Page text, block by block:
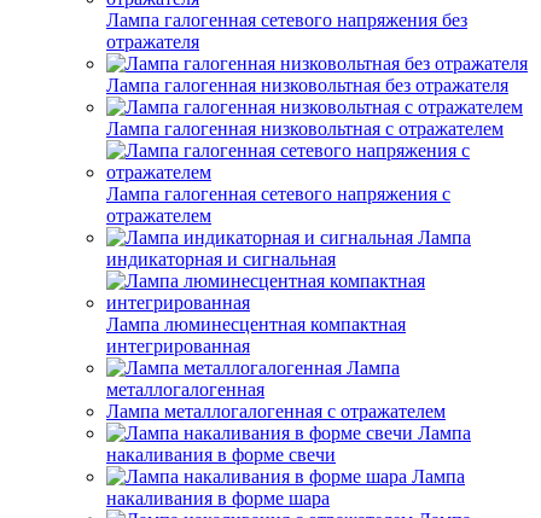
Лампа галогенная сетевого напряжения без
отражателя
Лампа галогенная низковольтная без отражателя
Лампа галогенная низковольтная с отражателем
Лампа галогенная сетевого напряжения с
отражателем
Лампа
индикаторная и сигнальная
Лампа люминесцентная компактная
интегрированная
Лампа
металлогалогенная
Лампа металлогалогенная с отражателем
Лампа
накаливания в форме свечи
Лампа
накаливания в форме шара